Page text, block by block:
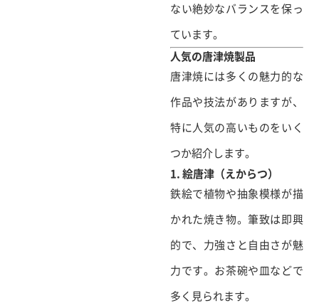
ない絶妙なバランスを保っ
ています。
人気の唐津焼製品
唐津焼には多くの魅力的な
作品や技法がありますが、
特に人気の高いものをいく
つか紹介します。
1. 絵唐津（えからつ）
鉄絵で植物や抽象模様が描
かれた焼き物。筆致は即興
的で、力強さと自由さが魅
力です。お茶碗や皿などで
多く見られます。